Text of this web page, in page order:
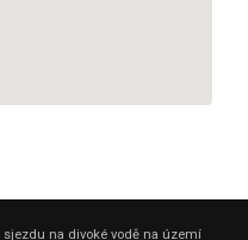
sjezdu na divoké vodě na území